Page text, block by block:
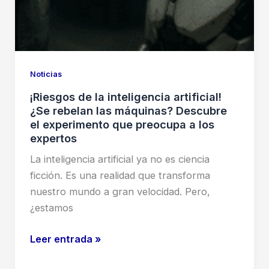
Noticias
¡Riesgos de la inteligencia artificial!
¿Se rebelan las máquinas? Descubre
el experimento que preocupa a los
expertos
La inteligencia artificial ya no es ciencia
ficción. Es una realidad que transforma
nuestro mundo a gran velocidad. Pero,
¿estamos
¡Riesgos
Leer entrada »